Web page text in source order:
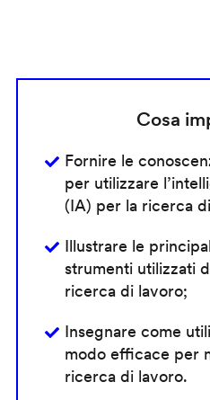
Cosa
Fornire le
per utilizzare
(IA) per la ricerca
Illustrare le
strumenti utilizzati
ricerca di lavoro;
Insegnare come
modo efficace per
ricerca di lavoro.